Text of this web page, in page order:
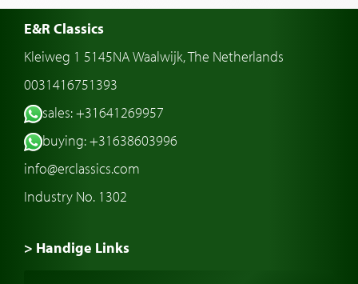
E&R Classics
Kleiweg 1 5145NA Waalwijk, The Netherlands
0031416751393
sales: +31641269957
buying: +31638603996
info@erclassics.com
Industry No. 1302
> Handige Links